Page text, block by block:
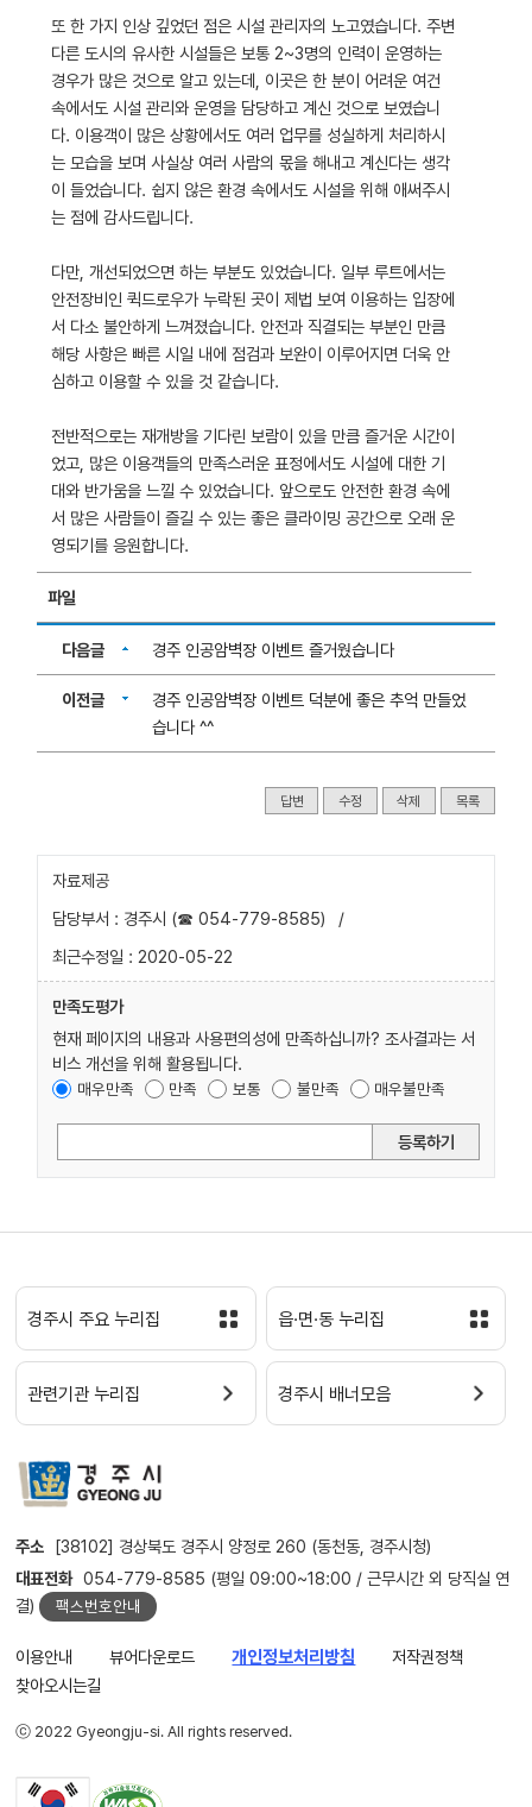
또 한 가지 인상 깊었던 점은 시설 관리자의 노고였습니다. 주변
다른 도시의 유사한 시설들은 보통 2~3명의 인력이 운영하는
경우가 많은 것으로 알고 있는데, 이곳은 한 분이 어려운 여건
속에서도 시설 관리와 운영을 담당하고 계신 것으로 보였습니
다. 이용객이 많은 상황에서도 여러 업무를 성실하게 처리하시
는 모습을 보며 사실상 여러 사람의 몫을 해내고 계신다는 생각
이 들었습니다. 쉽지 않은 환경 속에서도 시설을 위해 애써주시
는 점에 감사드립니다.
다만, 개선되었으면 하는 부분도 있었습니다. 일부 루트에서는
안전장비인 퀵드로우가 누락된 곳이 제법 보여 이용하는 입장에
서 다소 불안하게 느껴졌습니다. 안전과 직결되는 부분인 만큼
해당 사항은 빠른 시일 내에 점검과 보완이 이루어지면 더욱 안
심하고 이용할 수 있을 것 같습니다.
전반적으로는 재개방을 기다린 보람이 있을 만큼 즐거운 시간이
었고, 많은 이용객들의 만족스러운 표정에서도 시설에 대한 기
대와 반가움을 느낄 수 있었습니다. 앞으로도 안전한 환경 속에
서 많은 사람들이 즐길 수 있는 좋은 클라이밍 공간으로 오래 운
영되기를 응원합니다.
파일
다음글 경주 인공암벽장 이벤트 즐거웠습니다
이전글
경주 인공암벽장 이벤트 덕분에 좋은 추억 만들었
습니다 ^^
답변 수정 삭제 목록
자료제공
담당부서 : 경주시 (☎ 054-779-8585)
/
최근수정일 : 2020-05-22
만족도평가
현재 페이지의 내용과 사용편의성에 만족하십니까? 조사결과는 서
비스 개선을 위해 활용됩니다.
매우만족 만족 보통 불만족 매우불만족
등록하기
경주시 주요 누리집 읍·면·동 누리집
관련기관 누리집 경주시 배너모음
주소 [38102] 경상북도 경주시 양정로 260 (동천동, 경주시청)
대표전화 054-779-8585 (평일 09:00~18:00 / 근무시간 외 당직실 연
결)
팩스번호안내
이용안내 뷰어다운로드 개인정보처리방침
저작권정책
찾아오시는길
ⓒ 2022 Gyeongju-si. All rights reserved.